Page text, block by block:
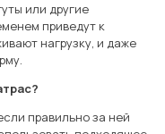
или другие
приведут к
нагрузку, и даже
правильно за ней